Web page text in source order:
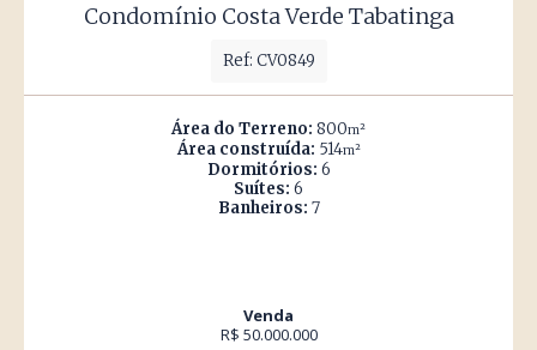
Condomínio Costa Verde Tabatinga
Ref: CV0849
Área do Terreno: 800m²
Área construída: 514m²
Dormitórios: 6
Suítes: 6
Banheiros: 7
Venda
R$ 50.000.000